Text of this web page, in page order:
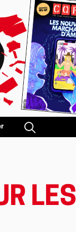
LES